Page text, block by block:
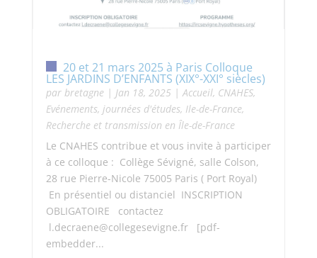
20 et 21 mars 2025 à Paris Colloque
LES JARDINS D’ENFANTS (XIX°-XXI° siècles)
par bretagne| Jan 18, 2025 |Accueil, CNAHES,
Evénements, journées d'études, Ile-de-France,
Recherche et transmission en Île-de-France
Le CNAHES contribue et vous invite à participer
à ce colloque : Collège Sévigné, salle Colson,
28 rue Pierre-Nicole 75005 Paris ( Port Royal)
En présentiel ou distanciel INSCRIPTION
OBLIGATOIRE contactez
l.decraene@collegesevigne.fr [pdf-
embedder...